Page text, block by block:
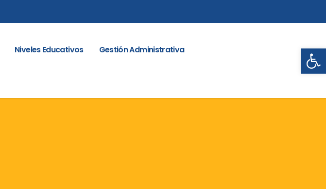
Niveles Educativos
Gestión Administrativa